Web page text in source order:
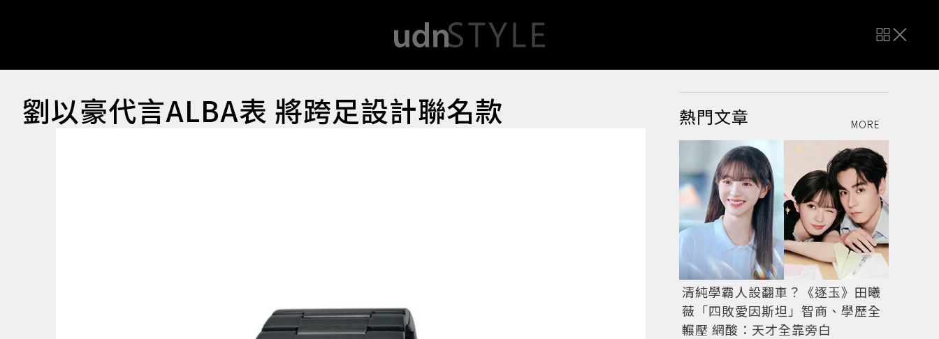
劉以豪代言ALBA表 將跨足設計聯名款 熱門文章 MORE
清純學霸人設翻車？《逐玉》田曦
薇「四敗愛因斯坦」智商、學歷全
輾壓 網酸：天才全靠旁白